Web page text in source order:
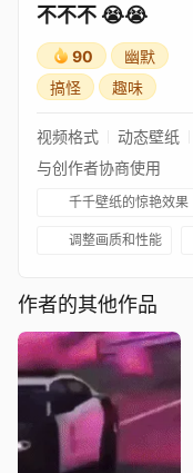
不不不 😭😭
90
幽默
搞怪
趣味
视频格式 动态壁纸
与创作者协商使用
千千壁纸的惊艳效果
调整画质和性能
作者的其他作品